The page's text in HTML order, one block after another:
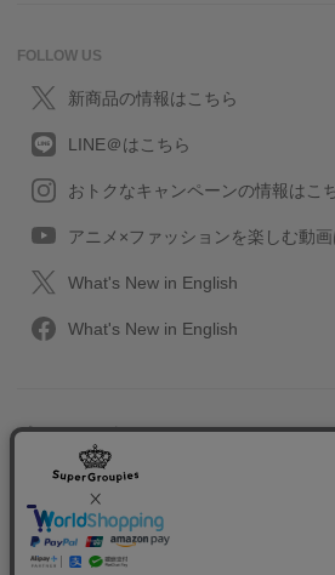
FOLLOW US
新商品の情報はこちら
LINE＠はこちら
おトクなキャンペーンの情報はこ
アニメ×ファッションを楽しむ動
What's New in English
What's New in English
プライバシーポリシー
特定取引に関する法律
会社情報/採用情報